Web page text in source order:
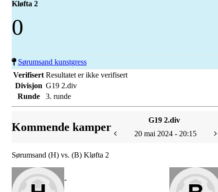
Kløfta 2
0
Sørumsand kunstgress
Verifisert Resultatet er ikke verifisert
Divisjon G19 2.div
Runde
3. runde
Kommende kamper
G19 2.div
20 mai 2024 - 20:15
Sørumsand (H) vs. (B) Kløfta 2
-